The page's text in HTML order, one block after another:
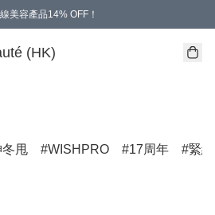
美容產品14% OFF！
優惠
(HK)
甩 WISHPRO 17周年
緊